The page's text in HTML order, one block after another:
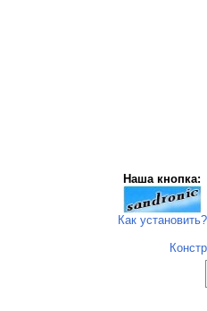
Наша кнопка:
Как установить?